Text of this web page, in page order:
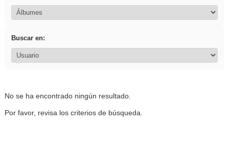
Buscar en:
No se ha encontrado ningún resultado.
Por favor, revisa los criterios de búsqueda.